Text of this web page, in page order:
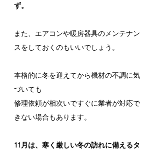
ず。
また、エアコンや暖房器具のメンテナン
スをしておくのもいいでしょう。
本格的に冬を迎えてから機材の不調に気
づいても
修理依頼が相次いですぐに業者が対応で
きない場合もあります。
11月は、寒く厳しい冬の訪れに備えるタ